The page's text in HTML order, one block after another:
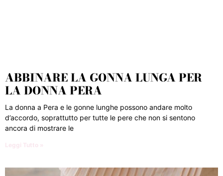
ABBINARE LA GONNA LUNGA PER
LA DONNA PERA
La donna a Pera e le gonne lunghe possono andare molto
d’accordo, soprattutto per tutte le pere che non si sentono
ancora di mostrare le
Leggi Tutto »